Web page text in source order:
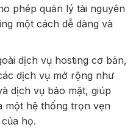
phép quản lý tài nguyên
một cách dễ dàng và
dịch vụ hosting cơ bản,
dịch vụ mở rộng như
dịch vụ bảo mật, giúp
một hệ thống trọn vẹn
họ.